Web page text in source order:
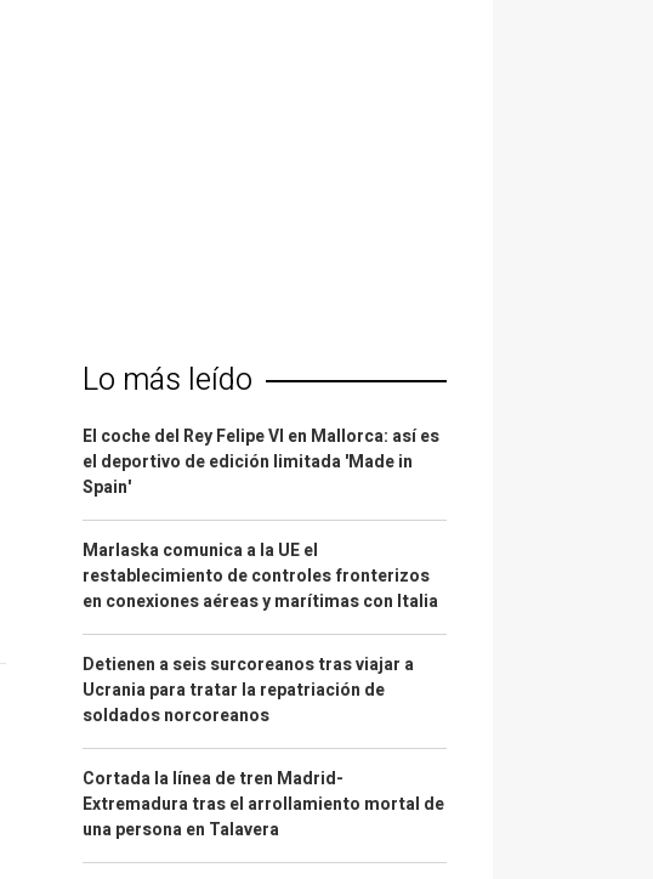
Lo más leído
El coche del Rey Felipe VI en Mallorca: así es
el deportivo de edición limitada 'Made in
Spain'
Marlaska comunica a la UE el
restablecimiento de controles fronterizos
en conexiones aéreas y marítimas con Italia
Detienen a seis surcoreanos tras viajar a
Ucrania para tratar la repatriación de
soldados norcoreanos
Cortada la línea de tren Madrid-
Extremadura tras el arrollamiento mortal de
una persona en Talavera